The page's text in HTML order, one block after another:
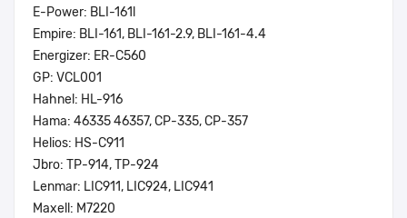
E-Power: BLI-161l
Empire: BLI-161, BLI-161-2.9, BLI-161-4.4
Energizer: ER-C560
GP: VCL001
Hahnel: HL-916
Hama: 46335 46357, CP-335, CP-357
Helios: HS-C911
Jbro: TP-914, TP-924
Lenmar: LIC911, LIC924, LIC941
Maxell: M7220